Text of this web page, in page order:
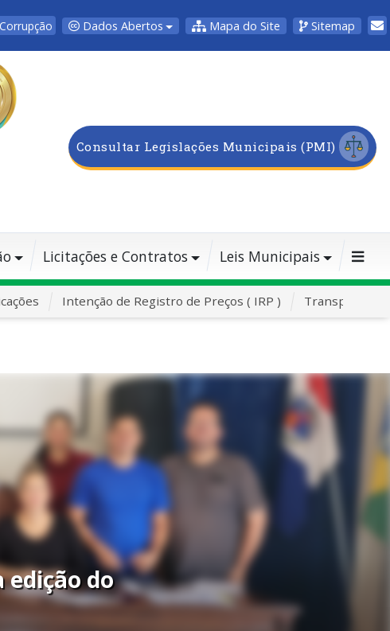
Dados Abertos Mapa do Site Sitemap
Consultar Legislações Municipais (PMI)
Licitações e Contratos Leis Municipais
Intenção de Registro de Preços ( IRP ) Transporte
do